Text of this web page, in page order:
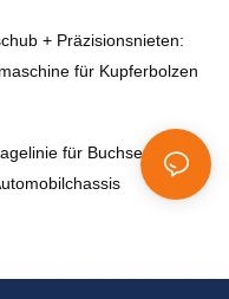
+ Präzisionsnieten:
für Kupferbolzen
für Buchsen des